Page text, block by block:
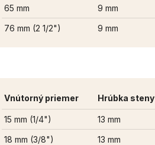
65 mm
9 mm
76 mm (2 1/2")
9 mm
Vnútorný priemer Hrúbka steny
15 mm (1/4") 13 mm
18 mm (3/8")
13 mm